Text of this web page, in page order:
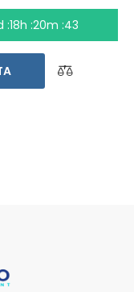
velocidad de los
automático no
:18h :20m :43